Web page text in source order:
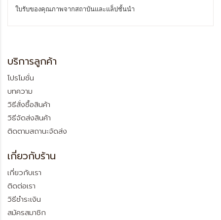
ใบรับของคุณภาพจากสถาบันและแล็ปชั้นนำ
บริการลูกค้า
โปรโมชั่น
บทความ
วิธีสั่งซื้อสินค้า
วิธีจัดส่งสินค้า
ติดตามสถานะจัดส่ง
เกี่ยวกับร้าน
เกี่ยวกับเรา
ติดต่อเรา
วิธีชำระเงิน
สมัครสมาชิก